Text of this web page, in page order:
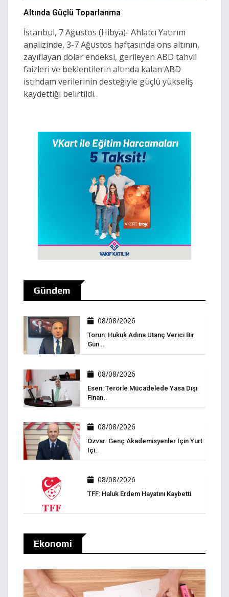
Altında Güçlü Toparlanma
İstanbul, 7 Ağustos (Hibya)- Ahlatcı Yatırım
analizinde, 3-7 Ağustos haftasında ons altının,
zayıflayan dolar endeksi, gerileyen ABD tahvil
faizleri ve beklentilerin altında kalan ABD
istihdam verilerinin desteğiyle güçlü yükseliş
kaydettiği belirtildi.
Gündem
08/08/2026
Torun: Hukuk Adına Utanç Verici Bir
Gün ..
08/08/2026
Esen: Terörle Mücadelede Yasa Dışı
Finan..
08/08/2026
Özvar: Genç Akademisyenler Için Yurt
Içi..
08/08/2026
TFF: Haluk Erdem Hayatını Kaybetti
Ekonomi